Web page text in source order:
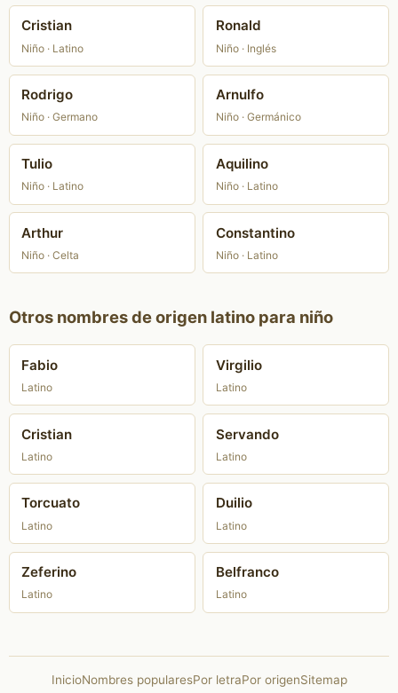
Cristian
Niño · Latino
Ronald
Niño · Inglés
Rodrigo
Niño · Germano
Arnulfo
Niño · Germánico
Tulio
Niño · Latino
Aquilino
Niño · Latino
Arthur
Niño · Celta
Constantino
Niño · Latino
Otros nombres de origen latino para niño
Fabio
Latino
Virgilio
Latino
Cristian
Latino
Servando
Latino
Torcuato
Latino
Duilio
Latino
Zeferino
Latino
Belfranco
Latino
InicioNombres popularesPor letraPor origenSitemap